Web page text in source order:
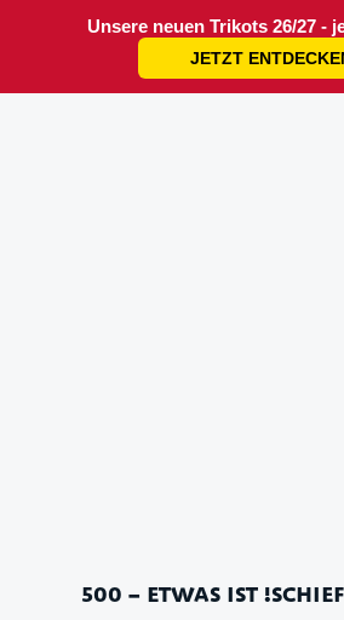
Unsere neuen Trikots 26/27 -
JETZT
500 – ETWAS IST